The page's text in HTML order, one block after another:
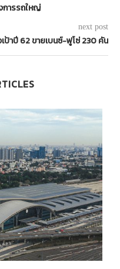
การรถใหญ่
next post
เป้าปี 62 ขายเบนซ์-ฟูโซ่ 230 คัน